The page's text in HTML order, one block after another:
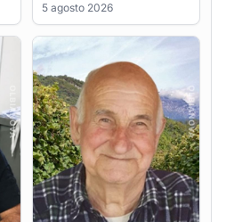
Giovanni Bandinu
4 agosto 2026